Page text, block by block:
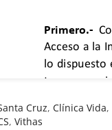
Cruz,Clínica Vida,
, Vithas